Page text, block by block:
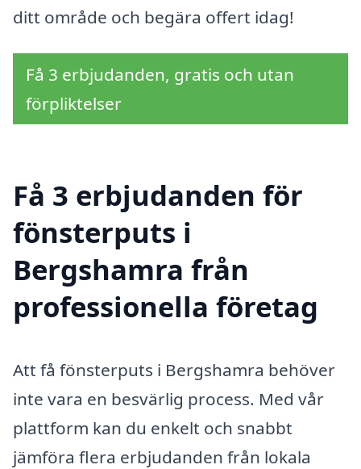
ditt område och begära offert idag!
Få 3 erbjudanden, gratis och utan
förpliktelser
Få 3 erbjudanden för
fönsterputs i
Bergshamra från
professionella företag
Att få fönsterputs i Bergshamra behöver
inte vara en besvärlig process. Med vår
plattform kan du enkelt och snabbt
jämföra flera erbjudanden från lokala